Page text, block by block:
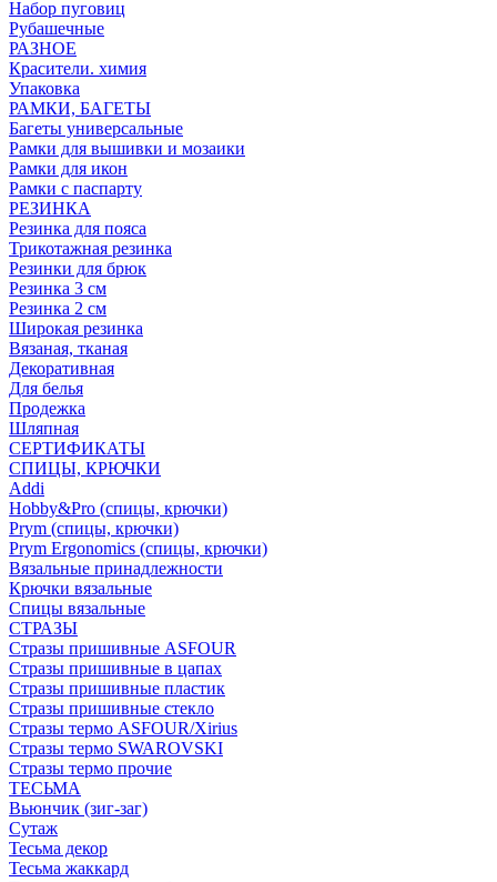
Набор пуговиц
Рубашечные
РАЗНОЕ
Красители. химия
Упаковка
РАМКИ, БАГЕТЫ
Багеты универсальные
Рамки для вышивки и мозаики
Рамки для икон
Рамки с паспарту
РЕЗИНКА
Резинка для пояса
Трикотажная резинка
Резинки для брюк
Резинка 3 см
Резинка 2 см
Широкая резинка
Вязаная, тканая
Декоративная
Для белья
Продежка
Шляпная
СЕРТИФИКАТЫ
СПИЦЫ, КРЮЧКИ
Addi
Hobby&Pro (спицы, крючки)
Prym (спицы, крючки)
Prym Ergonomics (спицы, крючки)
Вязальные принадлежности
Крючки вязальные
Спицы вязальные
СТРАЗЫ
Стразы пришивные ASFOUR
Стразы пришивные в цапах
Стразы пришивные пластик
Стразы пришивные стекло
Стразы термо ASFOUR/Xirius
Стразы термо SWAROVSKI
Стразы термо прочие
ТЕСЬМА
Вьюнчик (зиг-заг)
Сутаж
Тесьма декор
Тесьма жаккард